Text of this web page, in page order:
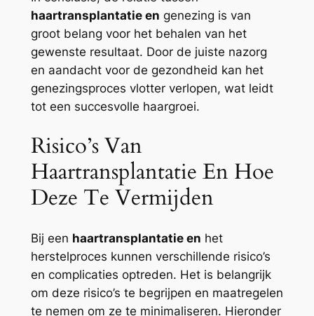
haartransplantatie en genezing is van
groot belang voor het behalen van het
gewenste resultaat. Door de juiste nazorg
en aandacht voor de gezondheid kan het
genezingsproces vlotter verlopen, wat leidt
tot een succesvolle haargroei.
Risico’s Van
Haartransplantatie En Hoe
Deze Te Vermijden
Bij een haartransplantatie en het
herstelproces kunnen verschillende risico’s
en complicaties optreden. Het is belangrijk
om deze risico’s te begrijpen en maatregelen
te nemen om ze te minimaliseren. Hieronder